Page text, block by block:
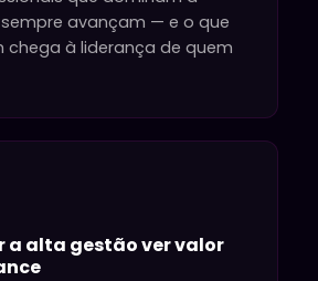
avançam — e o que
chega à liderança de quem
a alta gestão ver valor